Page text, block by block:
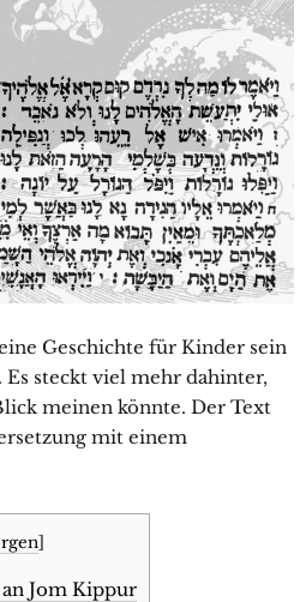
Geschichte für Kinder sein
Es steckt viel mehr dahinter,
meinen könnte. Der Text
mit einem
]
Jom Kippur